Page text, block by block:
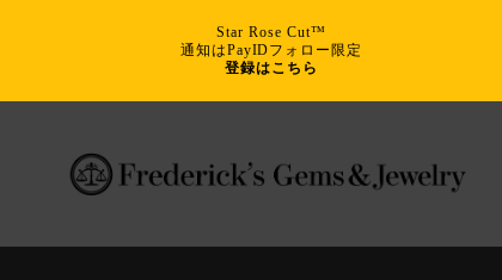
Star Rose Cut™
通知はPayIDフォロー限定
登録はこちら